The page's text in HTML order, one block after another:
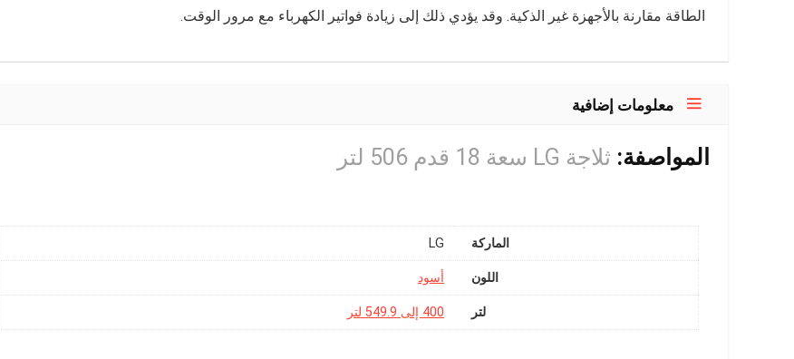
الطاقة مقارنة بالأجهزة غير الذكية. وقد يؤدي ذلك إلى زيادة فواتير الكهرباء مع مرور الوقت.
معلومات إضافية
المواصفة: ثلاجة LG سعة 18 قدم 506 لتر
الماركة LG
اللون أسود
لتر 400 إلى 549.9 لتر